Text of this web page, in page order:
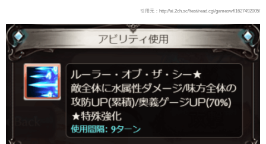
引用元：http://ai.2ch.sc//test/read.cgi/gameswf/1627492005/